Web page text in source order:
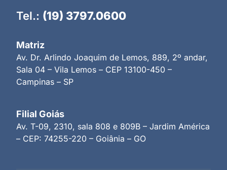
Tel.: (19) 3797.0600
Matriz
Av. Dr. Arlindo Joaquim de Lemos, 889, 2º andar,
Sala 04 – Vila Lemos – CEP 13100-450 –
Campinas – SP
Filial Goiás
Av. T-09, 2310, sala 808 e 809B – Jardim América
– CEP: 74255-220 – Goiânia – GO